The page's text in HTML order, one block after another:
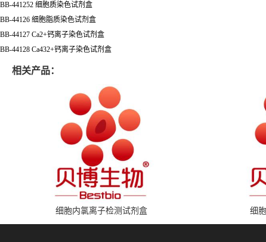
BB-441252 细胞质染色试剂盒
BB-44126 细胞脂质染色试剂盒
BB-44127 Ca2+钙离子染色试剂盒
BB-44128 Ca432+钙离子染色试剂盒
相关产品：
细胞内氯离子检测试剂盒 细